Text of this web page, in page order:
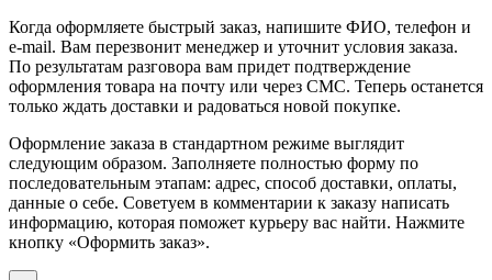
Когда оформляете быстрый заказ, напишите ФИО, телефон и
e-mail. Вам перезвонит менеджер и уточнит условия заказа.
По результатам разговора вам придет подтверждение
оформления товара на почту или через СМС. Теперь останется
только ждать доставки и радоваться новой покупке.
Оформление заказа в стандартном режиме выглядит
следующим образом. Заполняете полностью форму по
последовательным этапам: адрес, способ доставки, оплаты,
данные о себе. Советуем в комментарии к заказу написать
информацию, которая поможет курьеру вас найти. Нажмите
кнопку «Оформить заказ».